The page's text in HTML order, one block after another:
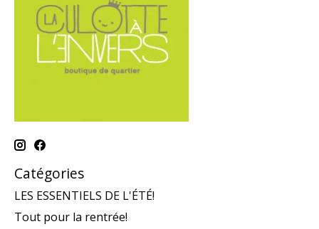
Catégories
LES ESSENTIELS DE L'ÉTÉ!
Tout pour la rentrée!